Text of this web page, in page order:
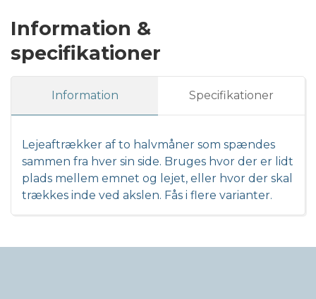
Information &
specifikationer
Information Specifikationer
Lejeaftrækker af to halvmåner som spændes
sammen fra hver sin side. Bruges hvor der er lidt
plads mellem emnet og lejet, eller hvor der skal
trækkes inde ved akslen. Fås i flere varianter.